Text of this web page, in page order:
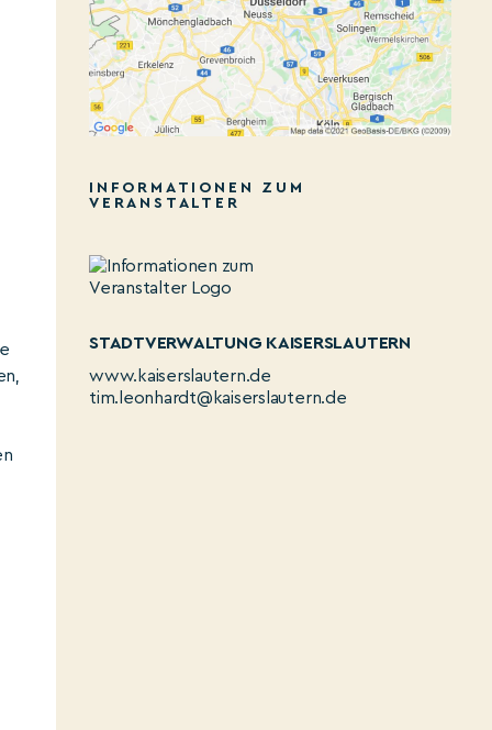
INFORMATIONEN ZUM
VERANSTALTER
STADTVERWALTUNG KAISERSLAUTERN
www.kaiserslautern.de
tim.leonhardt@kaiserslautern.de